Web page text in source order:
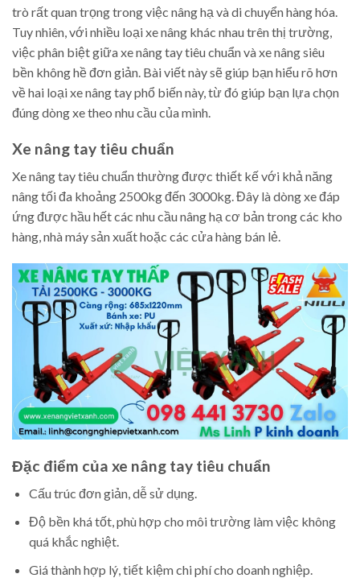
trò rất quan trọng trong việc nâng hạ và di chuyển hàng hóa.
Tuy nhiên, với nhiều loại xe nâng khác nhau trên thị trường,
việc phân biệt giữa xe nâng tay tiêu chuẩn và xe nâng siêu
bền không hề đơn giản. Bài viết này sẽ giúp bạn hiểu rõ hơn
về hai loại xe nâng tay phổ biến này, từ đó giúp bạn lựa chọn
đúng dòng xe theo nhu cầu của mình.
Xe nâng tay tiêu chuẩn
Xe nâng tay tiêu chuẩn thường được thiết kế với khả năng
nâng tối đa khoảng 2500kg đến 3000kg. Đây là dòng xe đáp
ứng được hầu hết các nhu cầu nâng hạ cơ bản trong các kho
hàng, nhà máy sản xuất hoặc các cửa hàng bán lẻ.
Đặc điểm của xe nâng tay tiêu chuẩn
Cấu trúc đơn giản, dễ sử dụng.
Độ bền khá tốt, phù hợp cho môi trường làm việc không
quá khắc nghiệt.
Giá thành hợp lý, tiết kiệm chi phí cho doanh nghiệp.